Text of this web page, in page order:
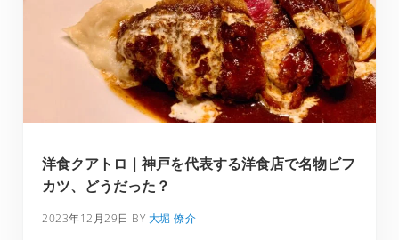
洋食クアトロ｜神戸を代表する洋食店で名物ビフ
カツ、どうだった？
2023年12月29日 BY 大堀 僚介